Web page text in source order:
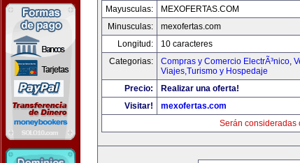
Mayusculas:
MEXOFERTAS.COM
Minusculas:
mexofertas.com
Longitud:
10 caracteres
Categorias:
Compras y Comercio ElectrÃ³nico,
Viajes,Turismo y Hospedaje
Precio:
Realizar una oferta!
Visitar!
mexofertas.com
Serán consideradas